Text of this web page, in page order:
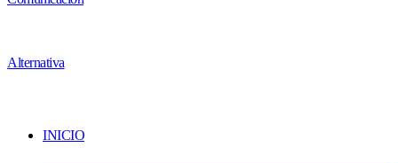
INICIO